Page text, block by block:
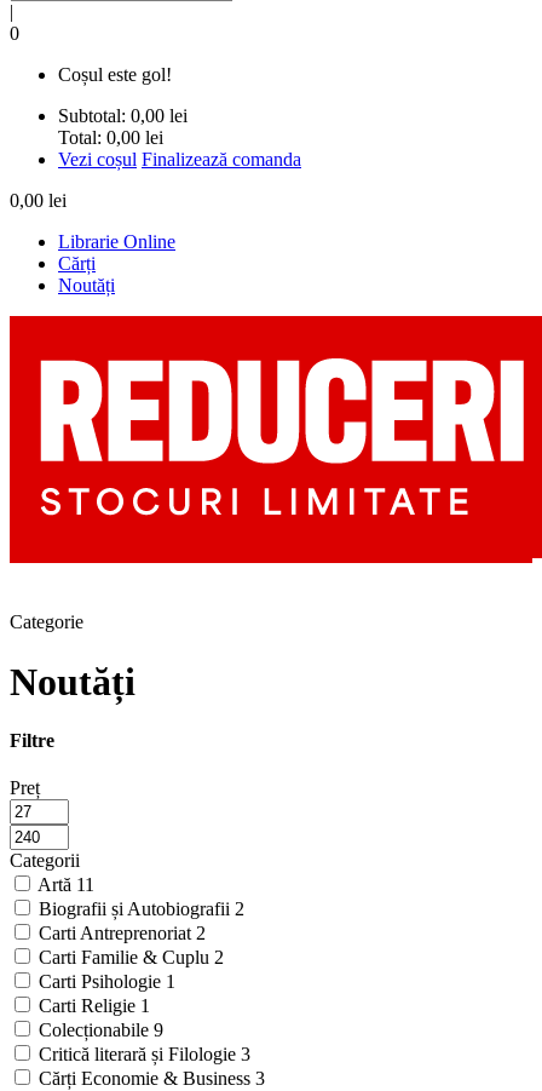
|
0
Coșul este gol!
Subtotal: 0,00 lei
Total: 0,00 lei
Vezi coșul Finalizează comanda
0,00 lei
Librarie Online
Cărți
Noutăți
Categorie
Noutăți
Filtre
Preț
Categorii
Artă 11
Biografii și Autobiografii 2
Carti Antreprenoriat 2
Carti Familie & Cuplu 2
Carti Psihologie 1
Carti Religie 1
Colecționabile 9
Critică literară și Filologie 3
Cărți Economie & Business 3